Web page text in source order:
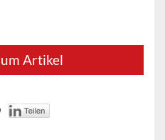
Artikel